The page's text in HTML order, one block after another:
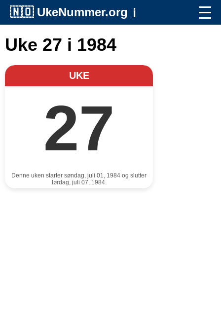
🇳🇴 UkeNummer.org ℹ️
Uke 27 i 1984
UKE
27
Denne uken starter søndag, juli 01, 1984 og slutter
lørdag, juli 07, 1984.